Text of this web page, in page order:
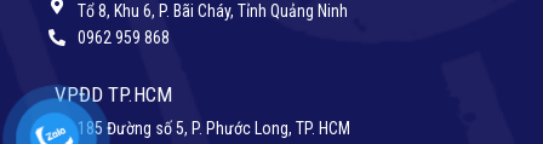
Tổ 8, Khu 6, P. Bãi Cháy, Tỉnh Quảng Ninh
0962 959 868
VPĐD TP.HCM
185 Đường số 5, P. Phước Long, TP. HCM